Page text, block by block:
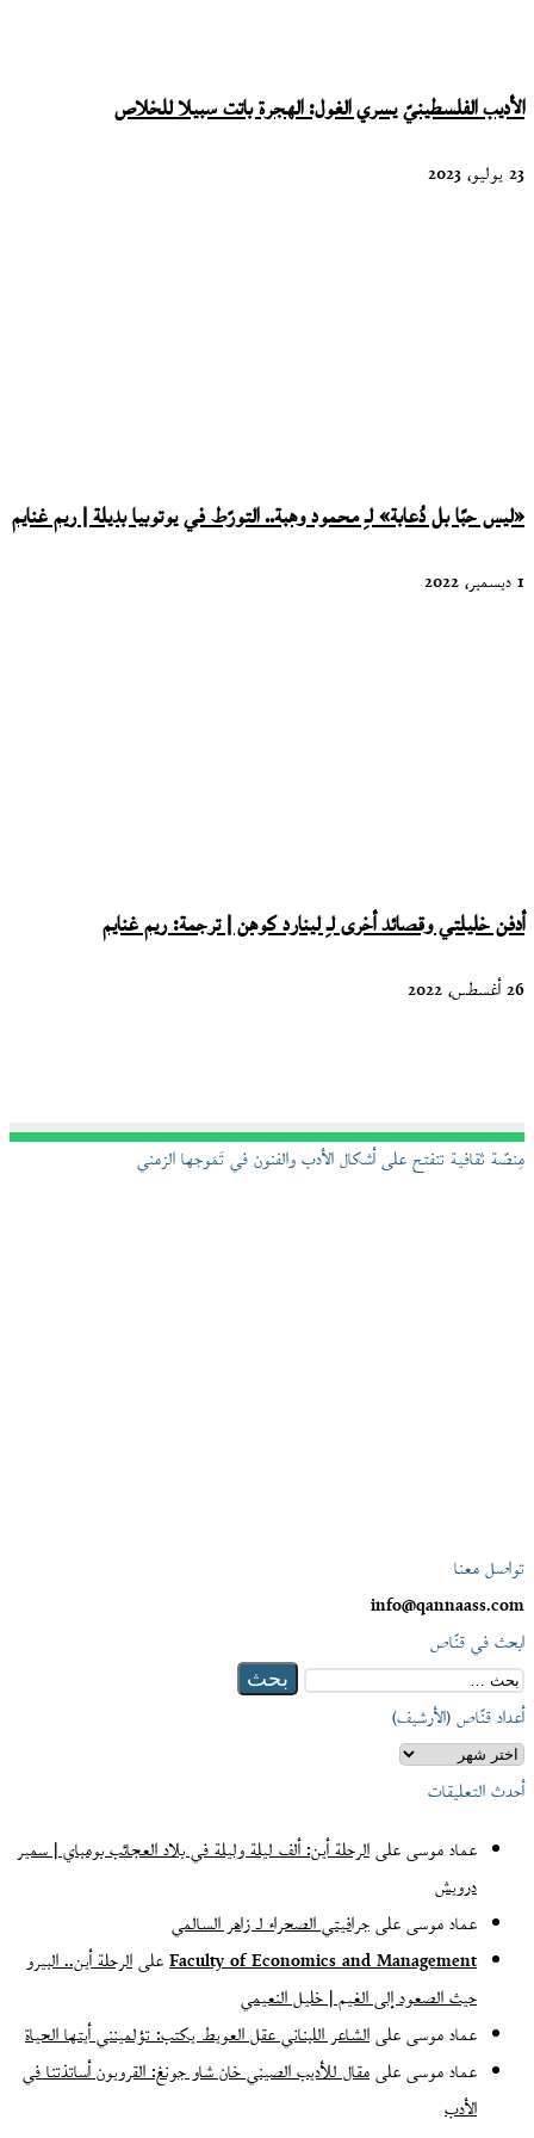
الأديب الفلسطينيّ يسري الغول: الهجرة باتت سبيلا للخلاص
23 يوليو، 2023
«ليس حبًا بل دُعابة» لـِ محمود وهبة.. التورّط في يوتوبيا بديلة | ريم غنايم
1 ديسمبر، 2022
أدفن خليلتي وقصائد أخرى لـِ لينارد كوهن | ترجمة: ريم غنايم
26 أغسطس، 2022
مِنصّة ثقافية تنفتح على أشكال الأدب والفنون في تَمَوجها الزمني
تواصل معنا
info@qannaass.com
ابحث في قنّاص
البحث
عن:
أعداد قنّاص (الأرشيف)
أعداد
قنّاص
أحدث التعليقات
عماد موسىعلىالرحلة أين: ألف ليلة وليلة في بلاد العجائب بومباي | سمير
درويش
عماد موسىعلىجرافيتي الصحراء لـ زاهر السالمي
Faculty of Economics and Managementعلىالرحلة أين.. البيرو
حيث الصعود إلى الغيم | خليل النعيمي
عماد موسىعلىالشاعر اللبناني عقل العويط يكتب: تؤلمينني أيتها الحياة
عماد موسىعلىمقال للأديب الصيني خان شاو جونغ: القرويون أساتذتنا في
الأدب